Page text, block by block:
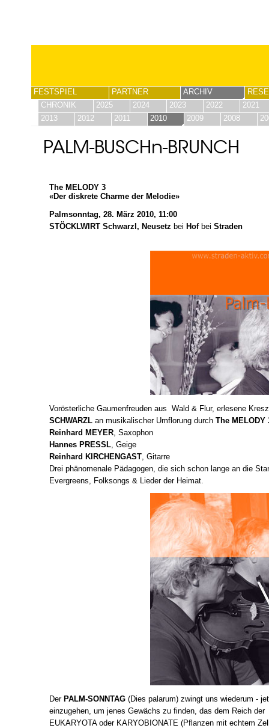
FESTSPIEL PARTNER ARCHIV
CHRONIK
2025 2024 2023 2022
2021
2013
2012 2011 2010 2009 2008
PALM-BUSCHn-BRUNCH
The MELODY 3
«Der diskrete Charme der Melodie»
Palmsonntag, 28. März 2010, 11:00
STÖCKLWIRT Schwarzl, Neusetz bei Hof bei Straden
Vorösterliche Gaumenfreuden aus Wald & Flur, erlesene
SCHWARZLan musikalischer Umflorung durch The MELODY
Reinhard MEYER, Saxophon
Hannes PRESSL, Geige
Reinhard KIRCHENGAST, Gitarre
Drei phänomenale Pädagogen, die sich schon lange an die
Evergreens, Folksongs & Lieder der Heimat.
Der PALM-SONNTAG(Dies palarum) zwingt uns wiederum -
einzugehen, um jenes Gewächs zu finden, das dem Reich der
EUKARYOTA oder KARYOBIONATE (Pflanzen mit echtem